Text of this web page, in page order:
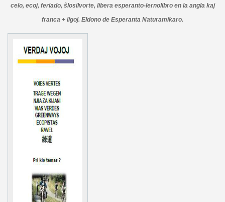
celo, ecoj, feriado, ŝlosilvorte, libera esperanto-lernolibro en la angla kaj
franca + ligoj. Eldono de Esperanta Naturamikaro.